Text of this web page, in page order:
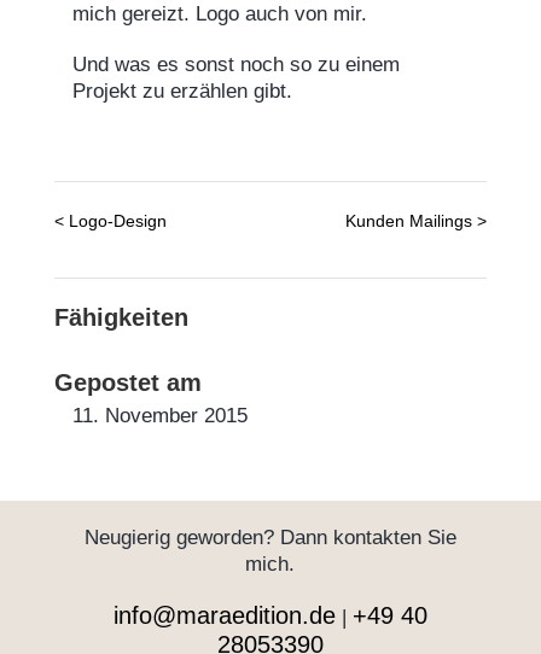
mich gereizt. Logo auch von mir.
Und was es sonst noch so zu einem
Projekt zu erzählen gibt.
<Logo-Design Kunden Mailings>
Fähigkeiten
Gepostet am
11. November 2015
Neugierig geworden? Dann kontakten Sie
mich.
info@maraedition.de| +49 40
28053390